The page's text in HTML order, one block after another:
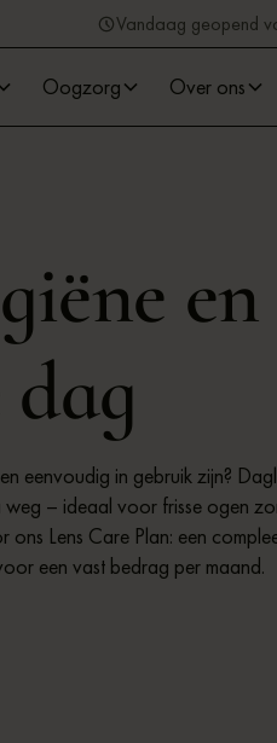
Vandaag geopend
Oogzorg Over ons
en
eenvoudig in gebruik zijn?
– ideaal voor frisse ogen
Lens Care Plan: een
een vast bedrag per maand.